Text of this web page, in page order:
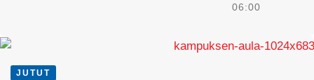
06:00
JUTUT